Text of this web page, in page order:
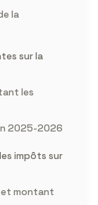
la
sur la
les
2025-2026
impôts sur
et montant